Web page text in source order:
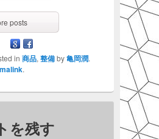
posts
in 商品, 整備by亀岡潤.
.
を残す